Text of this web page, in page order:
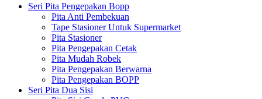
Seri Pita Pengepakan Bopp
Pita Anti Pembekuan
Tape Stasioner Untuk Supermarket
Pita Stasioner
Pita Pengepakan Cetak
Pita Mudah Robek
Pita Pengepakan Berwarna
Pita Pengepakan BOPP
Seri Pita Dua Sisi